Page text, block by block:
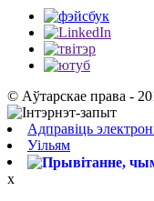
© Аўтарскае права -
Адправіць
Уільям
x